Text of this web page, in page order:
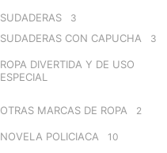
SUDADERAS 3
SUDADERAS CON CAPUCHA 3
ROPA DIVERTIDA Y DE USO
ESPECIAL
OTRAS MARCAS DE ROPA 2
NOVELA POLICIACA 10